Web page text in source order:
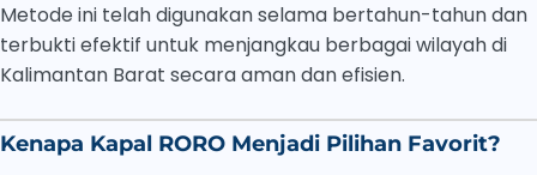
Metode ini telah digunakan selama bertahun-tahun dan
terbukti efektif untuk menjangkau berbagai wilayah di
Kalimantan Barat secara aman dan efisien.
Kenapa Kapal RORO Menjadi Pilihan Favorit?